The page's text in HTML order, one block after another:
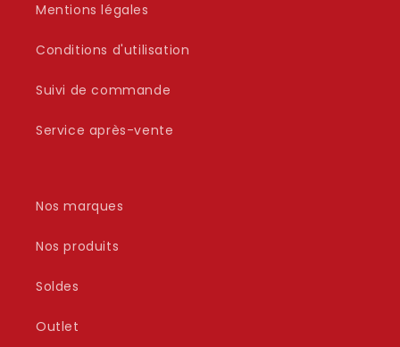
Mentions légales
Conditions d'utilisation
Suivi de commande
Service après-vente
Nos marques
Nos produits
Soldes
Outlet